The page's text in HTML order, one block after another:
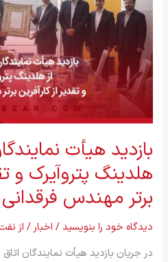
بازدید هیأت
هلدینگ پتروآیرک و
برتر مهندس فرقدانی
دیدگاه‌ خود را بنویسید / اخبار / از نفت
در جریان بازدید هیأت نمایندگان
نمایندگان
اتاق
بازرگانی
از
هلدینگ
پتروآیرک
و
از
کارآفرین
برتر
مهندس
فرقدانی